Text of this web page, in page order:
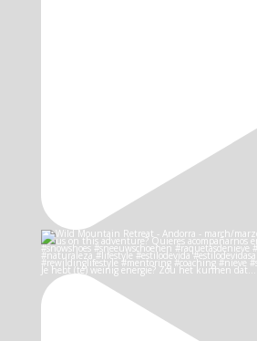
Je hebt (te) weinig energie? Zou het kunnen dat…